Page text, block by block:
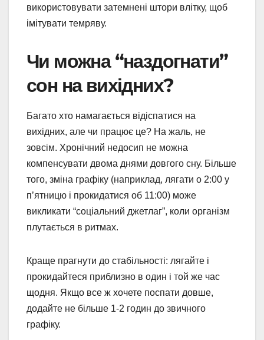
використовувати затемнені штори влітку, щоб
імітувати темряву.
Чи можна “наздогнати”
сон на вихідних?
Багато хто намагається відіспатися на
вихідних, але чи працює це? На жаль, не
зовсім. Хронічний недосип не можна
компенсувати двома днями довгого сну. Більше
того, зміна графіку (наприклад, лягати о 2:00 у
п’ятницю і прокидатися об 11:00) може
викликати “соціальний джетлаг”, коли організм
плутається в ритмах.
Краще прагнути до стабільності: лягайте і
прокидайтеся приблизно в один і той же час
щодня. Якщо все ж хочете поспати довше,
додайте не більше 1-2 годин до звичного
графіку.